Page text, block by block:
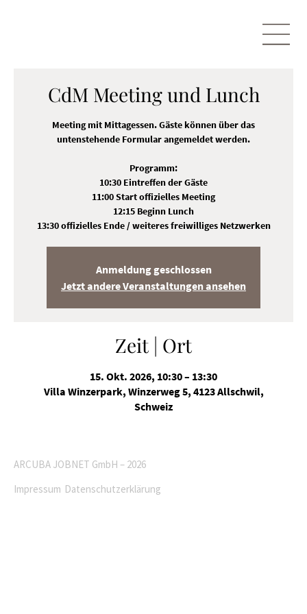
CdM Meeting und Lunch
Meeting mit Mittagessen. Gäste können über das
untenstehende Formular angemeldet werden.
Programm:
10:30 Eintreffen der Gäste
11:00 Start offizielles Meeting
12:15 Beginn Lunch
13:30 offizielles Ende / weiteres freiwilliges Netzwerken
Anmeldung geschlossen
Jetzt andere Veranstaltungen ansehen
Zeit | Ort
15. Okt. 2026, 10:30 – 13:30
Villa Winzerpark, Winzerweg 5, 4123 Allschwil,
Schweiz
ARCUBA JOBNET GmbH – 2026
Impressum Datenschutzerklärung